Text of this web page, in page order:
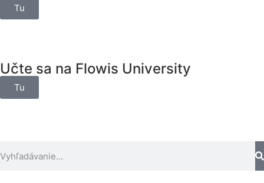
Tu
Učte sa na Flowis University
Tu